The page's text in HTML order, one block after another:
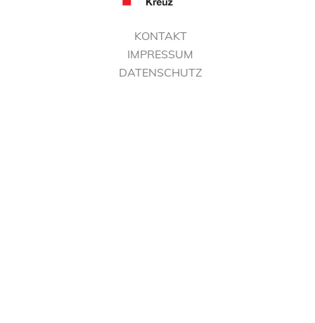
KONTAKT
IMPRESSUM
DATENSCHUTZ